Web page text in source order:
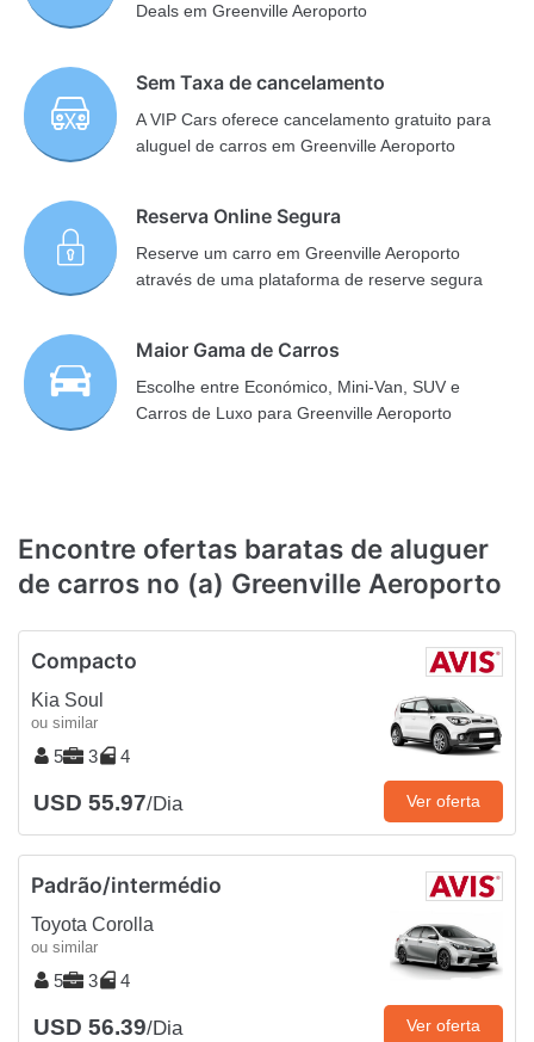
Deals em Greenville Aeroporto
Sem Taxa de cancelamento
A VIP Cars oferece cancelamento gratuito para
aluguel de carros em Greenville Aeroporto
Reserva Online Segura
Reserve um carro em Greenville Aeroporto
através de uma plataforma de reserve segura
Maior Gama de Carros
Escolhe entre Económico, Mini-Van, SUV e
Carros de Luxo para Greenville Aeroporto
Encontre ofertas baratas de aluguer
de carros no (a) Greenville Aeroporto
Compacto
Kia Soul
ou similar
5 3 4
USD 55.97/Dia Ver oferta
Padrão/intermédio
Toyota Corolla
ou similar
5 3 4
USD 56.39/Dia Ver oferta